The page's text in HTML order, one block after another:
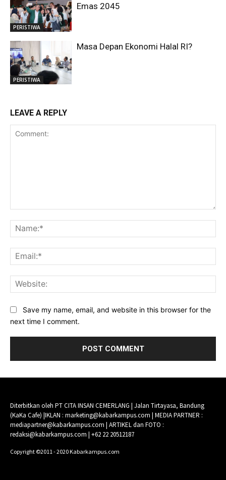
PERISTIWA
Emas 2045
PERISTIWA
Masa Depan Ekonomi Halal RI?
LEAVE A REPLY
Save my name, email, and website in this browser for the
next time I comment.
Diterbitkan oleh PT CITA INSAN CEMERLANG | Jalan Tirtayasa, Bandung
(KaKa Cafe) |IKLAN : marketing@kabarkampus.com | MEDIA PARTNER :
mediapartner@kabarkampus.com | ARTIKEL dan FOTO :
redaksi@kabarkampus.com | +62 22 20512187
Copyright ©2011 - 2020 Kabarkampus.com